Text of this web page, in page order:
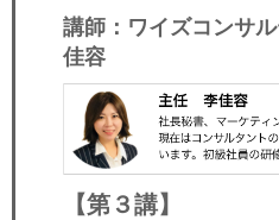
講師：ワイズコン
佳容
【第３講】